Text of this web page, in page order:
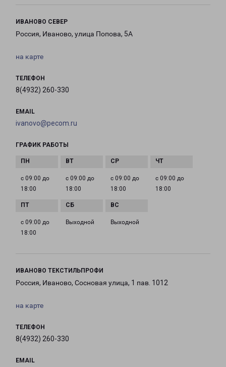
ИВАНОВО СЕВЕР
Россия, Иваново, улица Попова, 5А
на карте
ТЕЛЕФОН
8(4932) 260-330
EMAIL
ivanovo@pecom.ru
ГРАФИК РАБОТЫ
с 09:00 до
18:00
с 09:00 до
18:00
с 09:00 до
18:00
с 09:00 до
18:00
с 09:00 до
18:00
Выходной Выходной
ИВАНОВО ТЕКСТИЛЬПРОФИ
Россия, Иваново, Сосновая улица, 1 пав. 1012
на карте
ТЕЛЕФОН
8(4932) 260-330
EMAIL